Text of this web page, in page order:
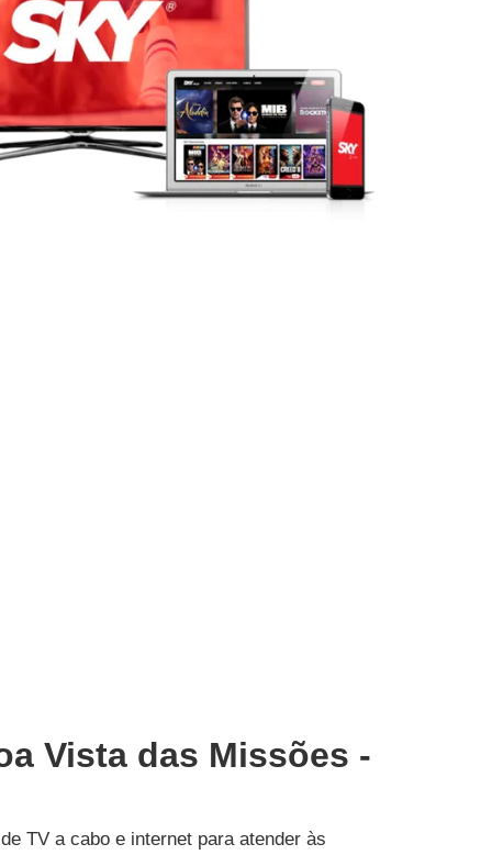
Vista das Missões -
TV a cabo e internet para atender às